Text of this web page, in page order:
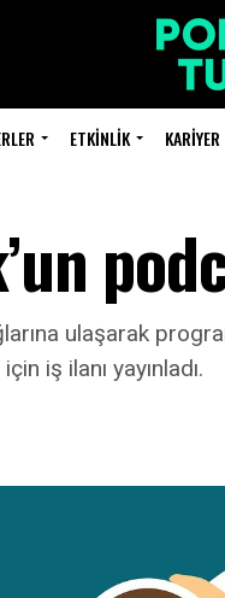
ETKINLIK KARIYER
ulaşarak
iş ilanı yayınladı.